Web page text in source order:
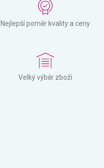
Nejlepší poměr kvality a ceny
Velký výběr zboží